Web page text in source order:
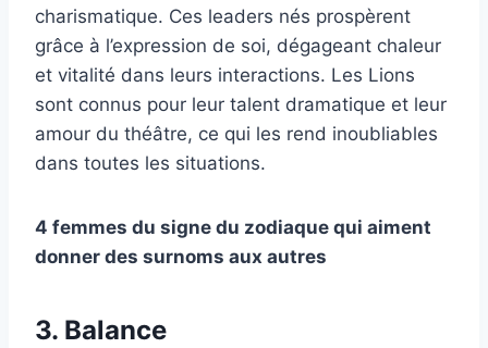
charismatique. Ces leaders nés prospèrent
grâce à l’expression de soi, dégageant chaleur
et vitalité dans leurs interactions. Les Lions
sont connus pour leur talent dramatique et leur
amour du théâtre, ce qui les rend inoubliables
dans toutes les situations.
4 femmes du signe du zodiaque qui aiment
donner des surnoms aux autres
3. Balance